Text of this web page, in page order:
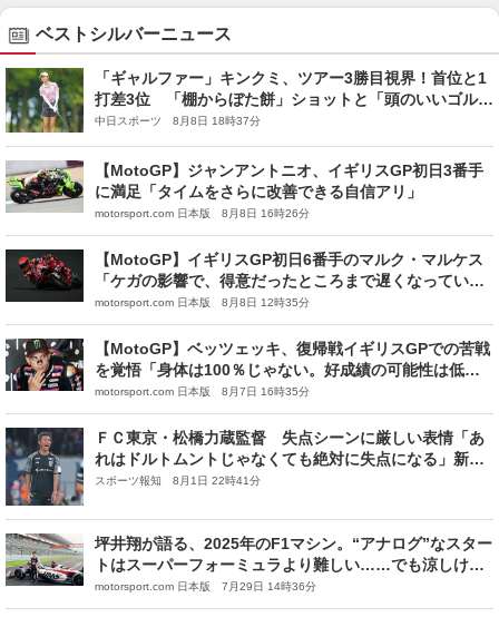
ベストシルバーニュース
「ギャルファー」キンクミ、ツアー3勝目視界！首位と1
打差3位 「棚からぼた餅」ショットと「頭のいいゴル
フ」ファッションと実力で魅せる【女子ゴルフ】
中日スポーツ 8月8日 18時37分
【MotoGP】ジャンアントニオ、イギリスGP初日3番手
に満足「タイムをさらに改善できる自信アリ」
motorsport.com 日本版 8月8日 16時26分
【MotoGP】イギリスGP初日6番手のマルク・マルケス
「ケガの影響で、得意だったところまで遅くなってい
る」
motorsport.com 日本版 8月8日 12時35分
【MotoGP】ベッツェッキ、復帰戦イギリスGPでの苦戦
を覚悟「身体は100％じゃない。好成績の可能性は低
い」
motorsport.com 日本版 8月7日 16時35分
ＦＣ東京・松橋力蔵監督 失点シーンに厳しい表情「あ
れはドルトムントじゃなくても絶対に失点になる」新戦
力には自信
スポーツ報知 8月1日 22時41分
坪井翔が語る、2025年のF1マシン。“アナログ”なスター
トはスーパーフォーミュラより難しい……でも涼しけれ
ばマッサ超えいけた？
motorsport.com 日本版 7月29日 14時36分